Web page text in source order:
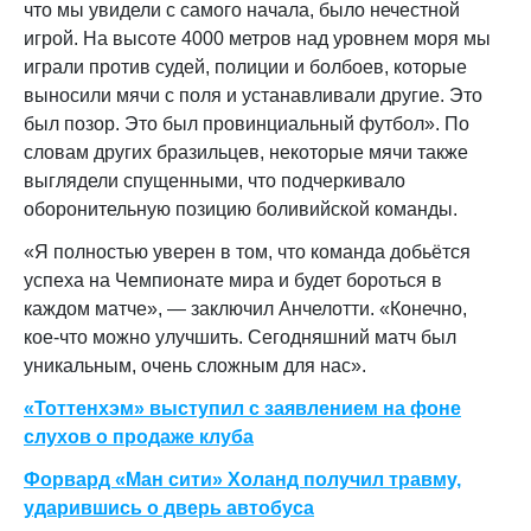
что мы увидели с самого начала, было нечестной
игрой. На высоте 4000 метров над уровнем моря мы
играли против судей, полиции и болбоев, которые
выносили мячи с поля и устанавливали другие. Это
был позор. Это был провинциальный футбол». По
словам других бразильцев, некоторые мячи также
выглядели спущенными, что подчеркивало
оборонительную позицию боливийской команды.
«Я полностью уверен в том, что команда добьётся
успеха на Чемпионате мира и будет бороться в
каждом матче», — заключил Анчелотти. «Конечно,
кое-что можно улучшить. Сегодняшний матч был
уникальным, очень сложным для нас».
«Тоттенхэм» выступил с заявлением на фоне
слухов о продаже клуба
Форвард «Ман сити» Холанд получил травму,
ударившись о дверь автобуса